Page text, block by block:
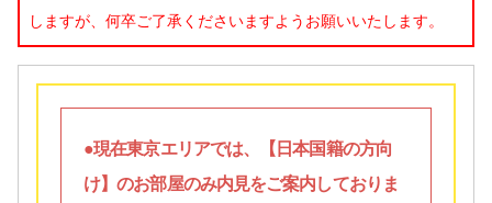
しますが、何卒ご了承くださいますようお願いいたします。
●現在東京エリアでは、【日本国籍の方向
け】のお部屋のみ内見をご案内しておりま